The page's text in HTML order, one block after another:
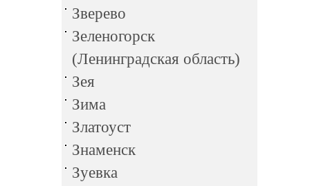
Зверево
Зеленогорск
(Ленинградская область)
Зея
Зима
Златоуст
Знаменск
Зуевка